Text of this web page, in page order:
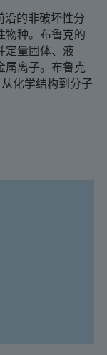
沿的非破坏性分
物种。布鲁克的
定量固体、液
属离子。布鲁克
化学结构到分子